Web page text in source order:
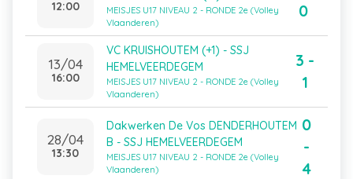
12:00
MEISJES U17 NIVEAU 2 - RONDE 2e (Volley
Vlaanderen)
0
13/04
16:00
VC KRUISHOUTEM (+1) - SSJ
HEMELVEERDEGEM
MEISJES U17 NIVEAU 2 - RONDE 2e (Volley
Vlaanderen)
3 -
1
28/04
13:30
Dakwerken De Vos DENDERHOUTEM
B - SSJ HEMELVEERDEGEM
MEISJES U17 NIVEAU 2 - RONDE 2e (Volley
Vlaanderen)
0
-
4